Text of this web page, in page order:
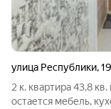
улица Республики,
2 к. квартира 43,8
остается мебель,